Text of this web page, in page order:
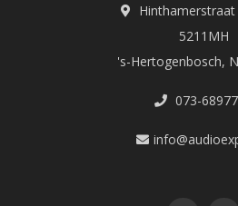
Hinthamerstraat
5211MH
's-Hertogenbosch,
073-